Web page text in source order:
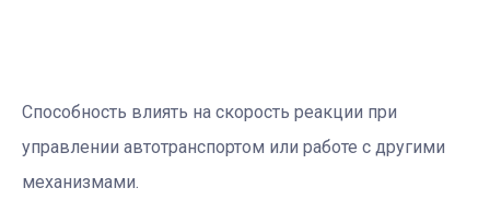
Способность влиять на скорость реакции при
управлении автотранспортом или работе с другими
механизмами.